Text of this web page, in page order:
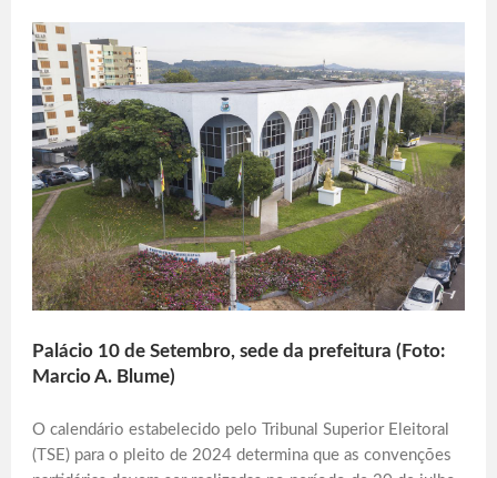
Palácio 10 de Setembro, sede da prefeitura (Foto:
Marcio A. Blume)
O calendário estabelecido pelo Tribunal Superior Eleitoral
(TSE) para o pleito de 2024 determina que as convenções